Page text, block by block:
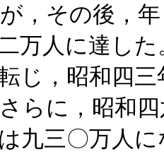
，その後，
万人に達し
じ，昭和四
らに，昭和
九三〇万人